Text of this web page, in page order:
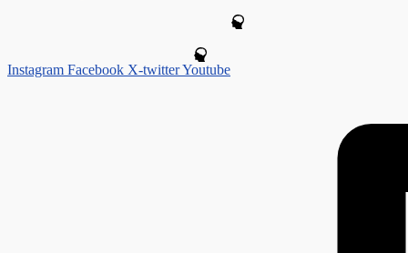
Instagram Facebook X-twitterYoutube